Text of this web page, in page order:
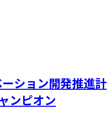
ション開発推進計
ンピオン